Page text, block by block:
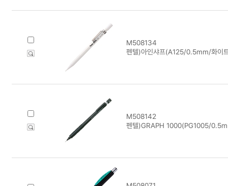
M508134
펜텔)아인샤프(A125/0.5mm/화이
M508142
펜텔)GRAPH 1000(PG1005/